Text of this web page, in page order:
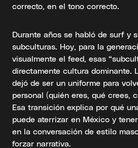
correcto, en el tono correcto.
Durante años se habló de surf y
subculturas. Hoy, para la
visualmente el feed, esas
directamente cultura dominante.
dejó de ser un uniforme para
personal (quién eres, qué crees,
Esa transición explica por qué
puede aterrizar en México y
en la conversación de estilo
forzar narrativa.